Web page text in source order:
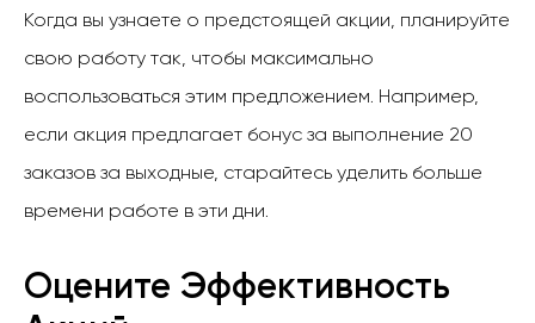
Когда вы узнаете о предстоящей акции, планируйте
свою работу так, чтобы максимально
воспользоваться этим предложением. Например,
если акция предлагает бонус за выполнение 20
заказов за выходные, старайтесь уделить больше
времени работе в эти дни.
Оцените Эффективность